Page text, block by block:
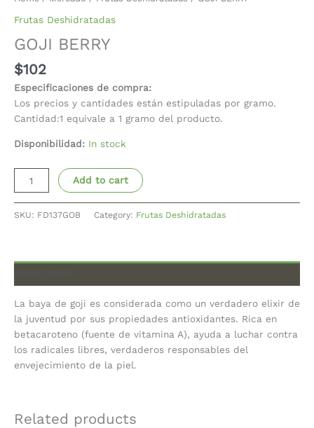
Frutas Deshidratadas
GOJI BERRY
$102
Especificaciones de compra:
Los precios y cantidades están estipuladas por gramo.
Cantidad:1 equivale a 1 gramo del producto.
Disponibilidad: In stock
Add to cart
SKU: FD137GOB Category: Frutas Deshidratadas
La baya de goji es considerada como un verdadero elixir de
la juventud por sus propiedades antioxidantes. Rica en
betacaroteno (fuente de vitamina A), ayuda a luchar contra
los radicales libres, verdaderos responsables del
envejecimiento de la piel.
Related products